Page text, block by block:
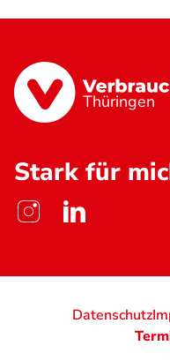
Thüringen
Stark für
Datenschutz